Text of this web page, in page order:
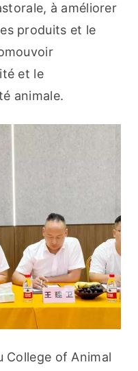
à améliorer
produits et le
et le
animale.
College of Animal